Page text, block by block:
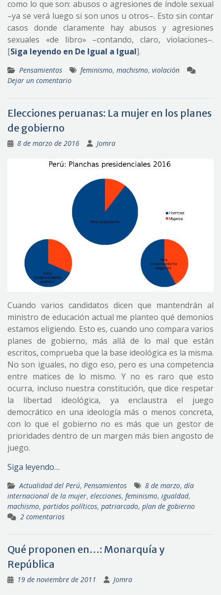
como lo que son: abusos o agresiones de índole sexual
–ya se verá luego si son unos u otros–. Esto sin contar
casos donde claramente hay abusos y agresiones
sexuales «de libro» –contando, claro, violaciones–.
[Siga leyendo en De Igual a Igual].
Pensamientos feminismo, machismo, violación
Dejar un comentario
Elecciones peruanas: La mujer en los planes
de gobierno
8 de marzo de 2016 Jomra
Cuando varios candidatos dicen que mantendrán al
ministro de educación actual me planteo qué demonios
estamos eligiendo. Esto es, cuando uno compara varios
planes de gobierno, más allá de lo mal que están
escritos, comprueba que la base ideológica es la misma.
No son iguales, no digo eso, pero es una competencia
entre matices de lo mismo. Y no es raro que esto
ocurra, incluso nuestra constitución, que dice respetar
la libertad ideológica, ya enclaustra el juego
democrático en una ideología más o menos concreta,
con lo que el gobierno no es más que un gestor de
prioridades dentro de un margen más bien angosto de
juego.
Siga leyendo…
Actualidad del Perú, Pensamientos 8 de marzo, día
internacional de la mujer, elecciones, feminismo, igualdad,
machismo, partidos políticos, patriarcado, plan de gobierno
2 comentarios
Qué proponen en…: Monarquía y
República
19 de noviembre de 2011 Jomra